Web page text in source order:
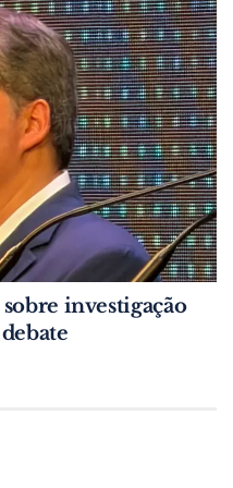
investigação